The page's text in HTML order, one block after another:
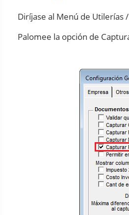
Diríjase al Menú de Utilerías
Palomee la opción de